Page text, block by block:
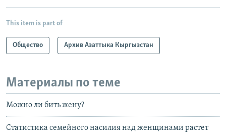
This item is part of
Общество Архив Азаттыка Кыргызстан
Материалы по теме
Можно ли бить жену?
Статистика семейного насилия над женщинами растет